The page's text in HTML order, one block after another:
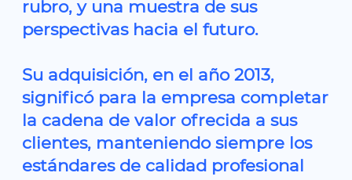
rubro, y una muestra de sus
perspectivas hacia el futuro.
Su adquisición, en el año 2013,
significó para la empresa completar
la cadena de valor ofrecida a sus
clientes, manteniendo siempre los
estándares de calidad profesional